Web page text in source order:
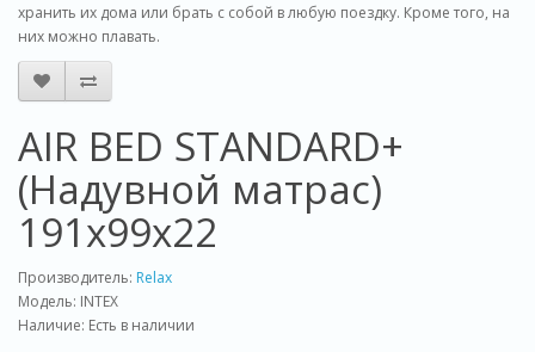
хранить их дома или брать с собой в любую поездку. Кроме того, на
них можно плавать.
AIR BED STANDARD+
(Надувной матрас)
191x99x22
Производитель: Relax
Модель: INTEX
Наличие: Есть в наличии